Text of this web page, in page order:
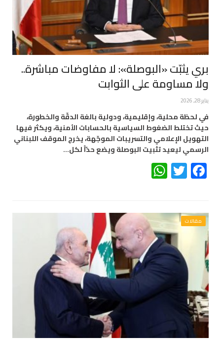
بري يثبّت «البوصلة»: لا مفاوضات مباشرة..
ولا مساومة على الثوابت
يناير 28, 2026
في لحظة محلية، وإقليمية، ودولية بالغة الدقّة والخطورة،
حيث تختلط الضغوط السياسية بالحسابات الأمنية، ويكثر فيها
التهويل الإعلامي والتسريبات الموجّهة، يخرج الموقف اللبناني
الرسمي ليعيد تثبيت البوصلة ويضع حدّاً لكل…
Facebook
Twitter
مقالات